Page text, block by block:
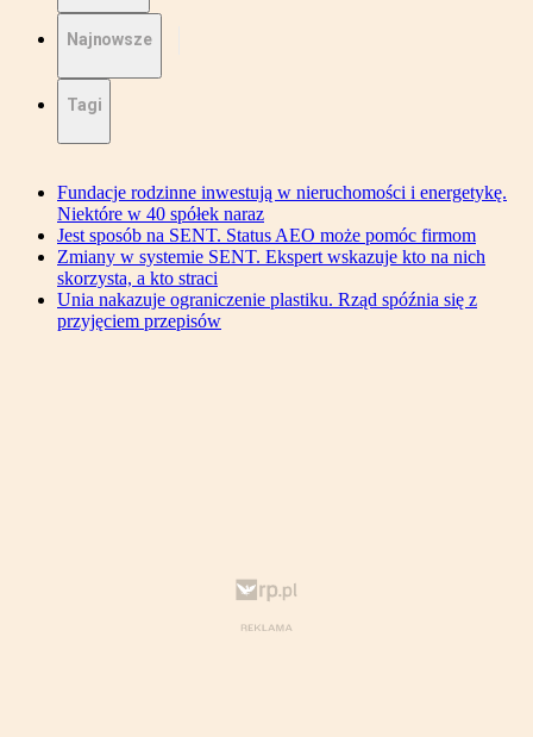
Najnowsze
Tagi
Fundacje rodzinne inwestują w nieruchomości i energetykę.
Niektóre w 40 spółek naraz
Jest sposób na SENT. Status AEO może pomóc firmom
Zmiany w systemie SENT. Ekspert wskazuje kto na nich
skorzysta, a kto straci
Unia nakazuje ograniczenie plastiku. Rząd spóźnia się z
przyjęciem przepisów